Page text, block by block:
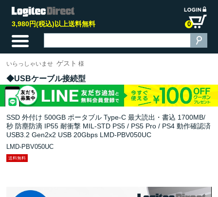
3,980円(税込)以上送料無料 0
いらっしゃいませ ゲスト 様
USBケーブル接続型
SSD 外付け 500GB ポータブル Type-C 最大読出・書込 1700MB/
秒 防塵防滴 IP55 耐衝撃 MIL‐STD PS5 / PS5 Pro / PS4 動作確認済
USB3.2 Gen2x2 USB 20Gbps LMD-PBV050UC
LMD-PBV050UC
送料無料